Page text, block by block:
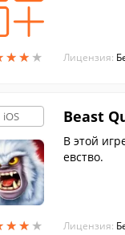
★★ ★
★★ ★ Лицензия:
iOS
★★ ★
★★ ★
Beast
В этой
евство.
Лицензия: